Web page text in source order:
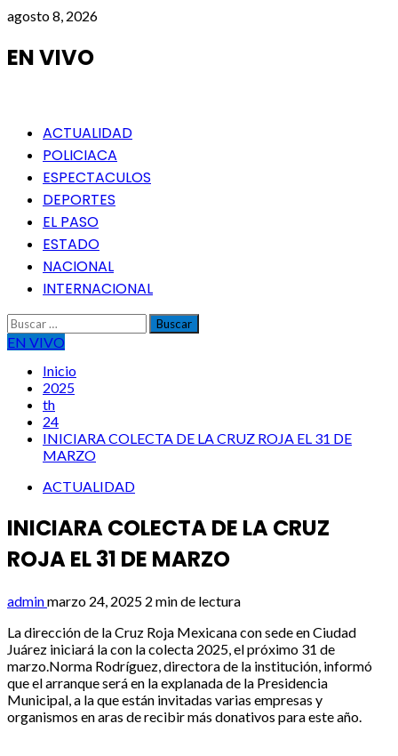
Saltar
contenido
agosto 8, 2026
EN VIVO
Menú
principal
ACTUALIDAD
POLICIACA
ESPECTACULOS
DEPORTES
EL PASO
ESTADO
NACIONAL
INTERNACIONAL
Buscar:
EN VIVO
Inicio
2025
th
24
INICIARA COLECTA DE LA CRUZ ROJA EL 31 DE
MARZO
ACTUALIDAD
INICIARA COLECTA DE LA CRUZ
ROJA EL 31 DE MARZO
adminmarzo 24, 2025 2 min de lectura
La dirección de la Cruz Roja Mexicana con sede en Ciudad
Juárez iniciará la con la colecta 2025, el próximo 31 de
marzo.Norma Rodríguez, directora de la institución, informó
que el arranque será en la explanada de la Presidencia
Municipal, a la que están invitadas varias empresas y
organismos en aras de recibir más donativos para este año.